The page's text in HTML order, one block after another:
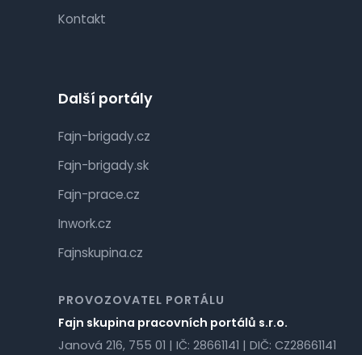
Kontakt
Další portály
Fajn-brigady.cz
Fajn-brigady.sk
Fajn-prace.cz
Inwork.cz
Fajnskupina.cz
PROVOZOVATEL PORTÁLU
Fajn skupina pracovních portálů s.r.o.
Janová 216, 755 01 | IČ: 28661141 | DIČ: CZ28661141